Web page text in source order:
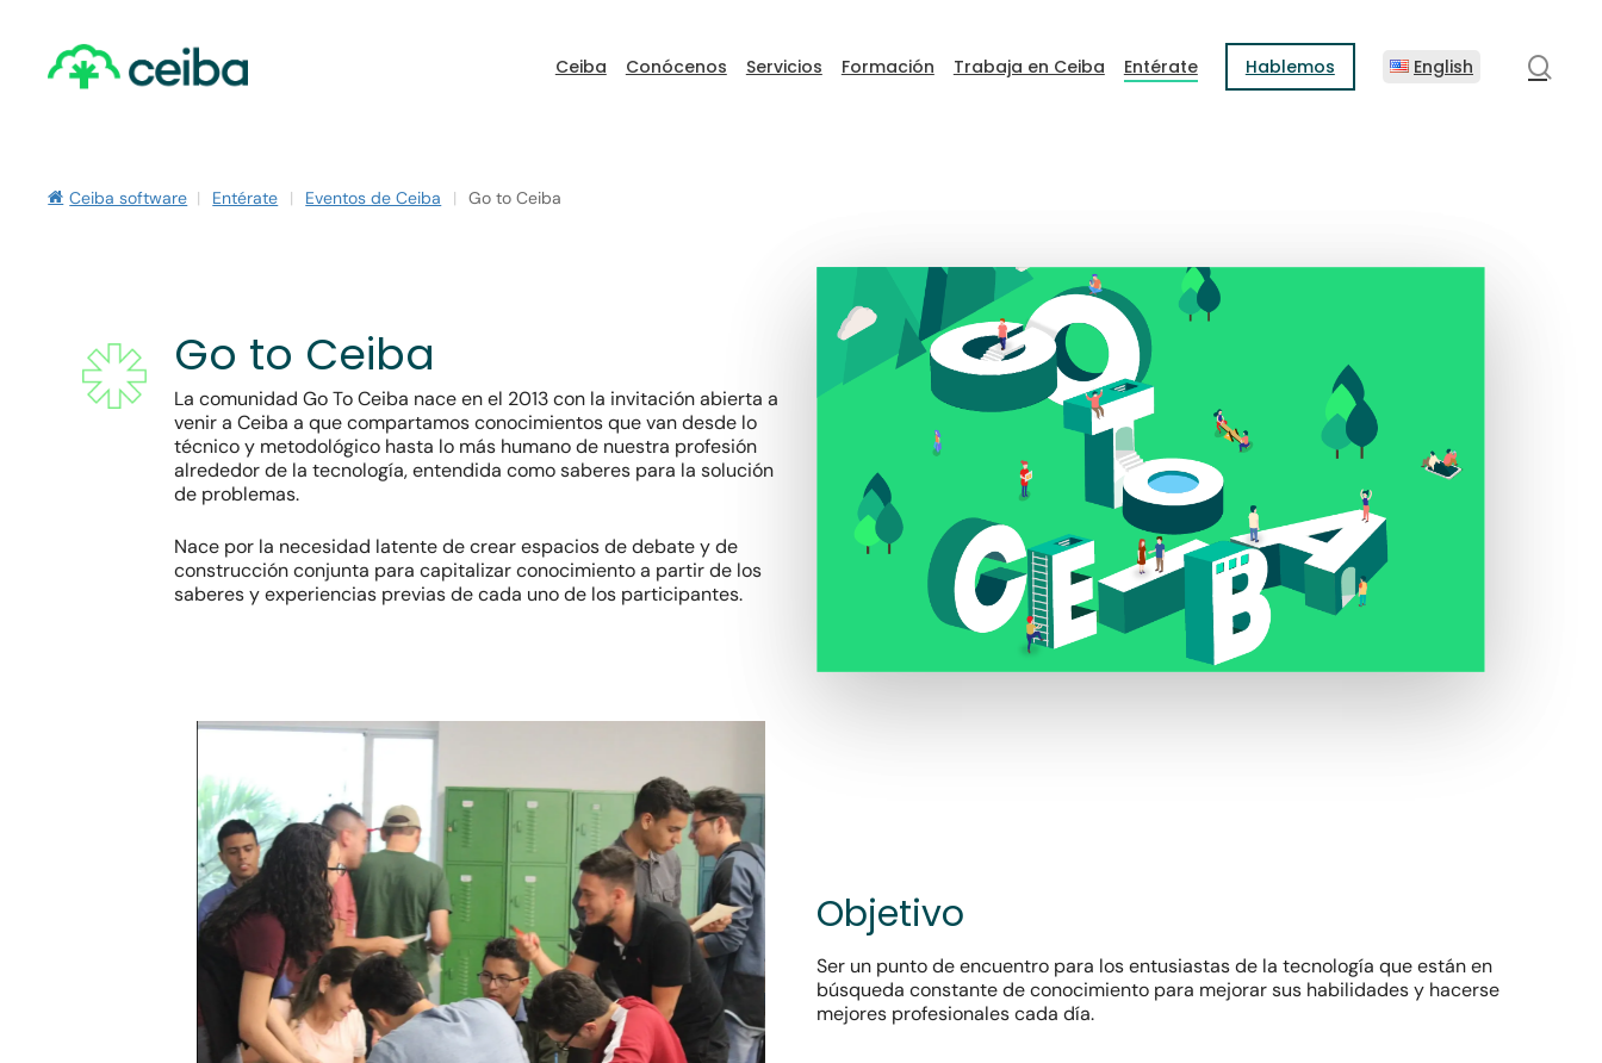
content
Hit enter to search or ESC to close
Ceiba Conócenos Servicios Formación Trabaja en Ceiba Entérate
ceibaDEVFEST
Go to Ceiba
Hablemos English
Ceiba software | Entérate | Eventos de Ceiba | Go to Ceiba
Go to Ceiba
La comunidad Go To Ceiba nace en el 2013 con la invitación abierta a
venir a Ceiba a que compartamos conocimientos que van desde lo
técnico y metodológico hasta lo más humano de nuestra profesión
alrededor de la tecnología, entendida como saberes para la solución
de problemas.
Nace por la necesidad latente de crear espacios de debate y de
construcción conjunta para capitalizar conocimiento a partir de los
saberes y experiencias previas de cada uno de los participantes.
Objetivo
Ser un punto de encuentro para los entusiastas de la tecnología que están en
búsqueda constante de conocimiento para mejorar sus habilidades y hacerse
mejores profesionales cada día.